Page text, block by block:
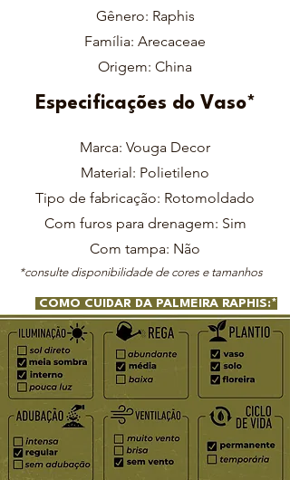
Gênero: Raphis
Família: Arecaceae
Origem: China
Especificações do Vaso*
Marca: Vouga Decor
Material: Polietileno
Tipo de fabricação: Rotomoldado
Com furos para drenagem: Sim
Com tampa: Não
*consulte disponibilidade de cores e tamanhos
COMO CUIDAR DA PALMEIRA RAPHIS:*